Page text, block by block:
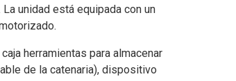
unidad está equipada con un
herramientas para almacenar
de la catenaria), dispositivo